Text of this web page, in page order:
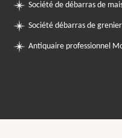
Société de débarras de
Société débarras de
Antiquaire professionnel